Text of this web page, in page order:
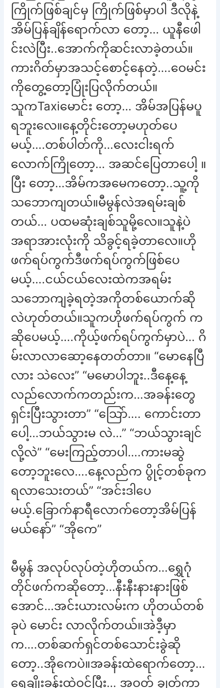
ကြိုက်ဖြစ်ချင်မှ ကြိုက်ဖြစ်မှာပါ ဒီလိုနဲ့
အိမ်ပြန်ချိန်ရောက်လာ တော့… ယူနီဖေါ
င်းလဲပြီး..အောက်ကိုဆင်းလာခဲ့တယ်။
ကားဂိတ်မှာအသင့်စောင့်နေတဲ့….ဝေမင်း
ကိုတွေ့တော့ပြုံးပြလိုက်တယ်။
သူကTaxiမောင်း တော့… အိမ်အပြန်မပူ
ရဘူးလေ။နေ့တိုင်းတော့မဟုတ်ပေ
မယ့်….တစ်ပါတ်ကို…လေးငါးရက်
လောက်ကြိုတော့… အဆင်ပြေတာပေါ့ ။
ပြီး တော့…အိမ်ကအမေကတော့..သူ့ကို
သဘောကျတယ်။မီမွန်လဲအရမ်းချစ်
တယ်… ပထမဆုံးချစ်သူမို့လေ။သူနဲ့ပဲ
အရာအားလုံးကို သိခွင့်ရခဲ့တာလေ။ဟို
ဖက်ရပ်ကွက်ဒီဖက်ရပ်ကွက်ဖြစ်ပေ
မယ့်….ငယ်ငယ်လေးထဲကအရမ်း
သဘောကျခဲ့ရတဲ့အကိုတစ်ယောက်ဆို
လဲဟုတ်တယ်။သူကဟိုဖက်ရပ်ကွက် က
ဆိုပေမယ့်….ကိုယ့်ဖက်ရပ်ကွက်မှာပဲ… ဂိ
မ်းလာလာဆော့နေတတ်တာ။ “မောနေပြီ
လား သဲလေး” “မမောပါဘူး..ဒီနေ့နေ့
လည်လောက်ကတည်းက…အခန်းတွေ
ရှင်းပြီးသွားတာ” “သြော်…. ကောင်းတာ
ပေါ့…ဘယ်သွားမ လဲ…” “ဘယ်သွားချင်
လို့လဲ” “မေးကြည့်တာပါ….ကားမဆွဲ
တော့ဘူးလေ….နေ့လည်က ပွိုင့်တစ်ခုက
ရလာသေးတယ်” “အင်းဒါပေ
မယ့်.ခြောက်နာရီလောက်တော့အိမ်ပြန်
မယ်နော်” “အိုကေ”
မီမွန် အလုပ်လုပ်တဲ့ဟိုတယ်က…ရွှေဂုံ
တိုင်ဖက်ကဆိုတော့…နီးနီးနားနားဖြစ်
အောင်…အင်းယားလမ်းက ဟိုတယ်တစ်
ခုပဲ မောင်း လာလိုက်တယ်။အဲဒီ့မှာ
က….တစ်ဆက်ရှင်တစ်သောင်းခွဲဆို
တော့..အိုကေပဲ။အခန်းထဲရောက်တော့…
ရေချိုးခန်းထဲဝင်ပြီး… အဝတ် ချွတ်ကာ